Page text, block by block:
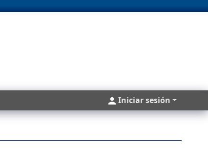
Cuentas
Iniciar sesión